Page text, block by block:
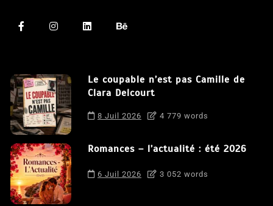
Le coupable n’est pas Camille de
Clara Delcourt
8 Juil 2026 4 779 words
Romances – l’actualité : été 2026
6 Juil 2026 3 052 words